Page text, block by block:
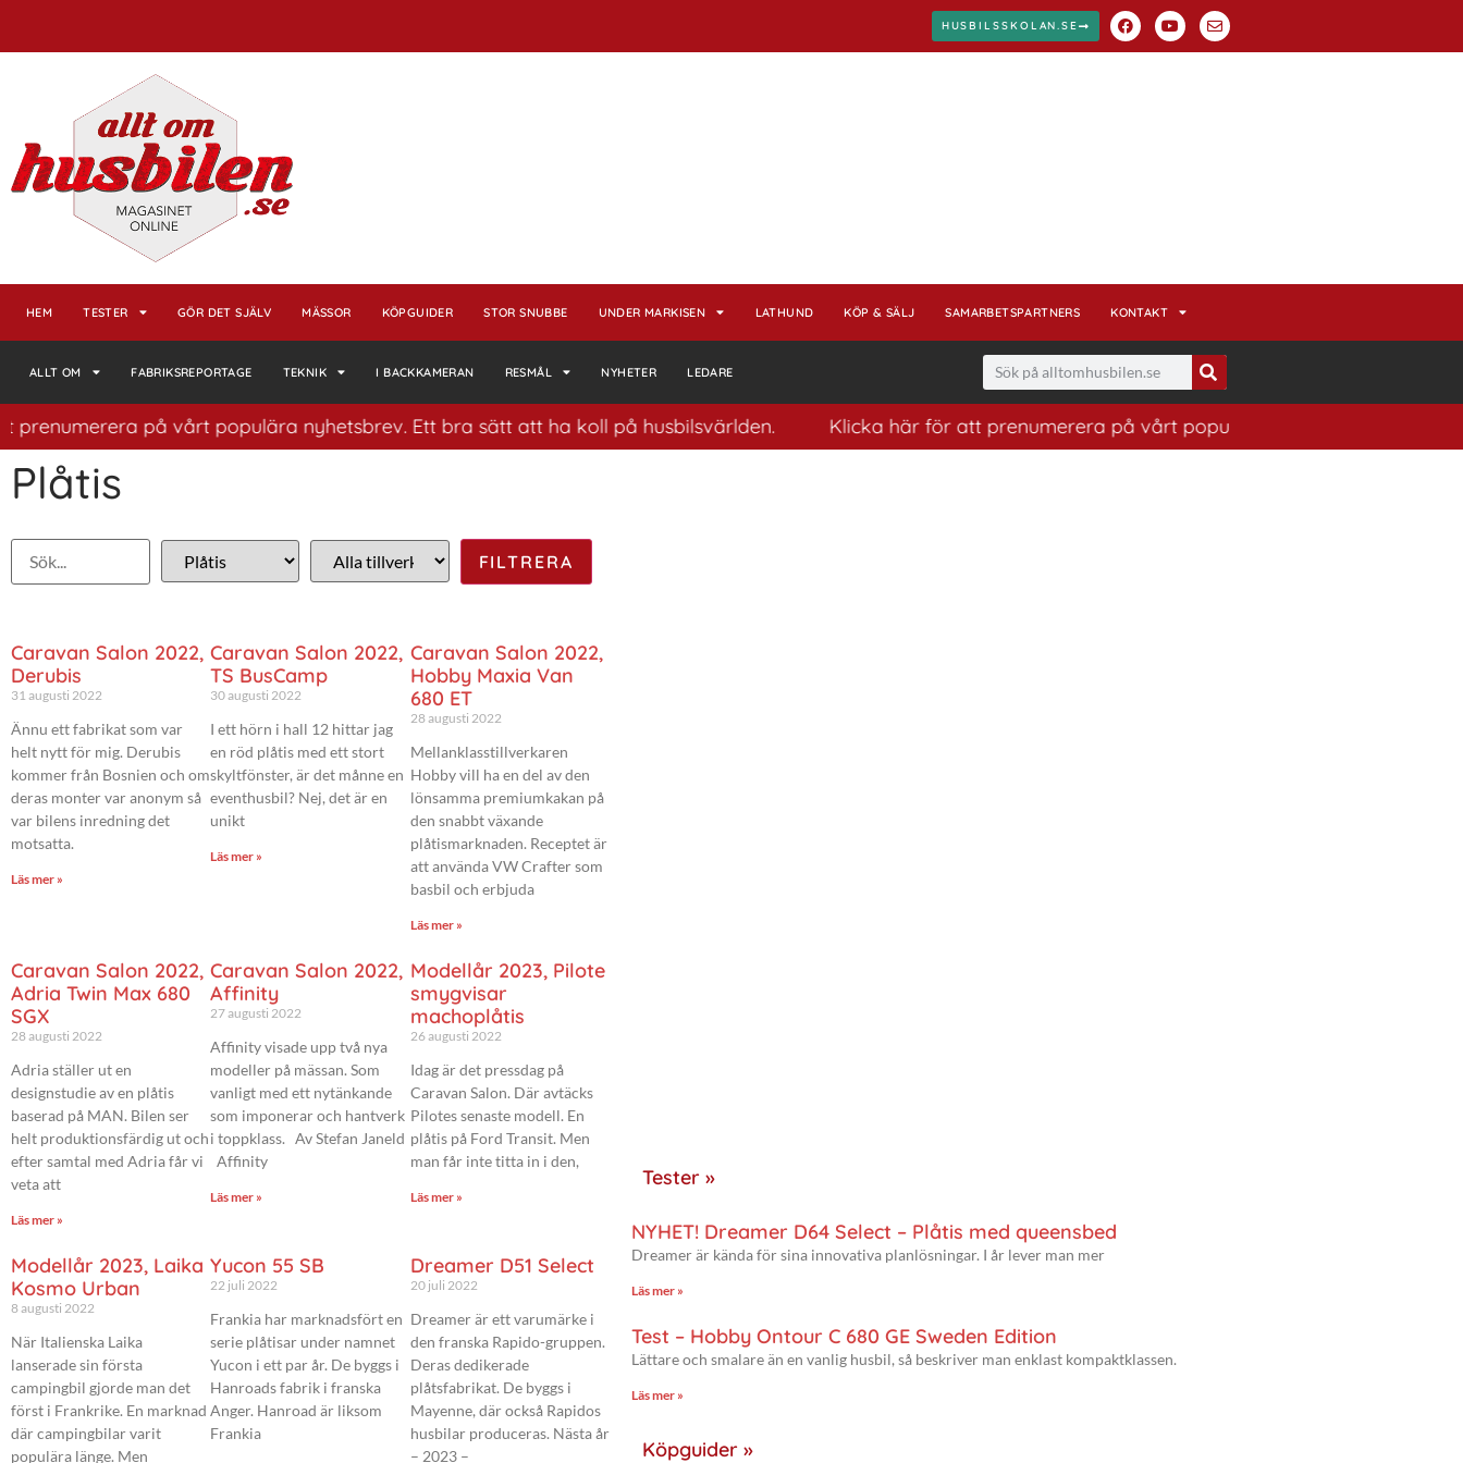
HUSBILSSKOLAN.SE
HEM TESTER GÖR DET SJÄLV MÄSSOR KÖPGUIDER STOR SNUBBE UNDER MARKISEN LATHUND KÖP & SÄLJ SAMARBETSPARTNERS KONTAKT
ALLT OM FABRIKSREPORTAGE TEKNIK I BACKKAMERAN RESMÅL NYHETER LEDARE
på vårt populära nyhetsbrev. Ett bra sätt att ha koll på husbilsvärlden. Klicka här för att prenumerera på vårt populära nyhetsbrev. Ett bra sätt
Plåtis
Caravan Salon 2022,
Derubis
31 augusti 2022
Ännu ett fabrikat som var
helt nytt för mig. Derubis
kommer från Bosnien och om
deras monter var anonym så
var bilens inredning det
motsatta.
Läs mer »
Caravan Salon 2022,
TS BusCamp
30 augusti 2022
I ett hörn i hall 12 hittar jag
en röd plåtis med ett stort
skyltfönster, är det månne en
eventhusbil? Nej, det är en
unikt
Läs mer »
Caravan Salon 2022,
Hobby Maxia Van
680 ET
28 augusti 2022
Mellanklasstillverkaren
Hobby vill ha en del av den
lönsamma premiumkakan på
den snabbt växande
plåtismarknaden. Receptet är
att använda VW Crafter som
basbil och erbjuda
Läs mer »
Caravan Salon 2022,
Adria Twin Max 680
SGX
28 augusti 2022
Adria ställer ut en
designstudie av en plåtis
baserad på MAN. Bilen ser
helt produktionsfärdig ut och
efter samtal med Adria får vi
veta att
Läs mer »
Caravan Salon 2022,
Affinity
27 augusti 2022
Affinity visade upp två nya
modeller på mässan. Som
vanligt med ett nytänkande
som imponerar och hantverk
i toppklass. Av Stefan Janeld
Affinity
Läs mer »
Modellår 2023, Pilote
smygvisar
machoplåtis
26 augusti 2022
Idag är det pressdag på
Caravan Salon. Där avtäcks
Pilotes senaste modell. En
plåtis på Ford Transit. Men
man får inte titta in i den,
Läs mer »
Modellår 2023, Laika
Kosmo Urban
8 augusti 2022
När Italienska Laika
lanserade sin första
campingbil gjorde man det
först i Frankrike. En marknad
där campingbilar varit
populära länge. Men
Yucon 55 SB
22 juli 2022
Frankia har marknadsfört en
serie plåtisar under namnet
Yucon i ett par år. De byggs i
Hanroads fabrik i franska
Anger. Hanroad är liksom
Frankia
Dreamer D51 Select
20 juli 2022
Dreamer är ett varumärke i
den franska Rapido-gruppen.
Deras dedikerade
plåtsfabrikat. De byggs i
Mayenne, där också Rapidos
husbilar produceras. Nästa år
– 2023 –
Tester »
NYHET! Dreamer D64 Select – Plåtis med queensbed
Dreamer är kända för sina innovativa planlösningar. I år lever man mer
Läs mer »
Test – Hobby Ontour C 680 GE Sweden Edition
Lättare och smalare än en vanlig husbil, så beskriver man enklast kompaktklassen.
Läs mer »
Köpguider »